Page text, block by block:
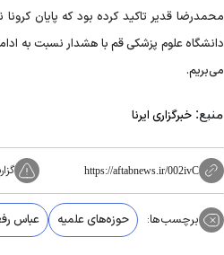
محمدرضا قدیر تاکید کرده بود که پایان
دانشگاه علوم پزشکی قم با هشدار نسبت به
می‌بریم.
منبع: خبرگزاری ایرنا
https://aftabnews.ir/002ivC
برچسب‌ها: حوزه‌های علمیه عباس